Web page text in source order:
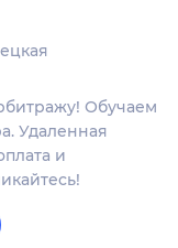
Обучаем
Удаленная
и